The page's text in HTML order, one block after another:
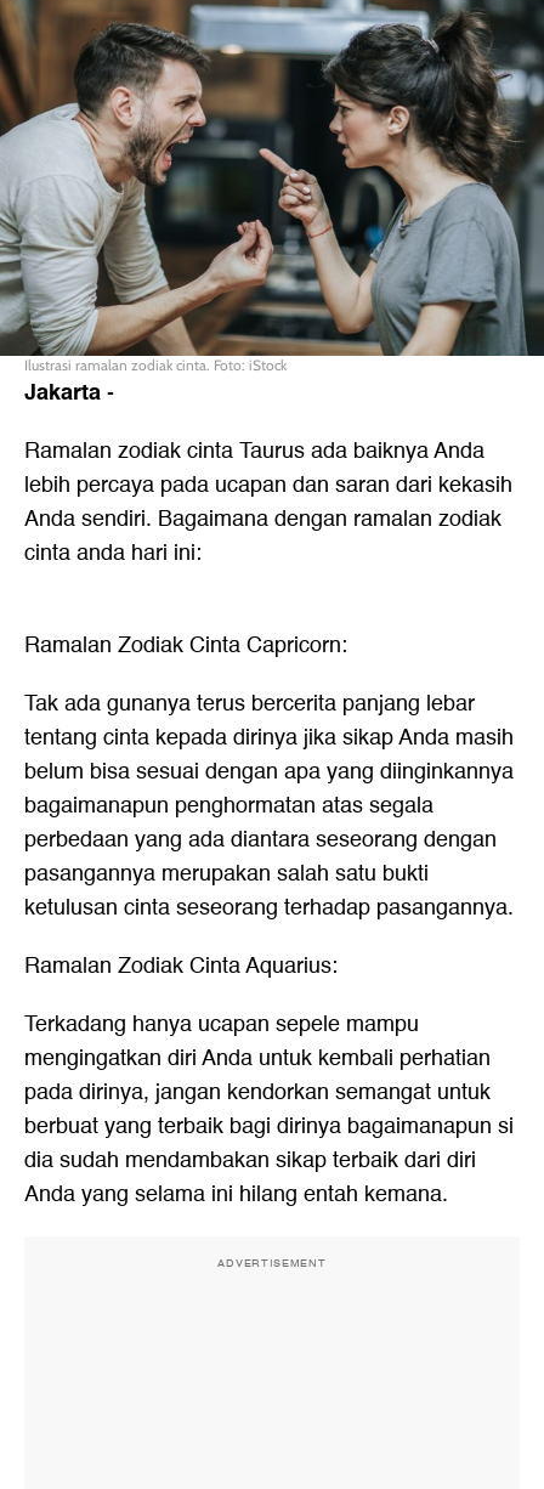
Ilustrasi ramalan zodiak cinta. Foto: iStock
Jakarta-
Ramalan zodiak cinta Taurus ada baiknya Anda
lebih percaya pada ucapan dan saran dari kekasih
Anda sendiri. Bagaimana dengan ramalan zodiak
cintaanda hari ini:
Ramalan Zodiak Cinta Capricorn:
Tak ada gunanya terus bercerita panjang lebar
tentang cinta kepada dirinya jika sikap Anda masih
belum bisa sesuai dengan apa yang diinginkannya
bagaimanapun penghormatan atas segala
perbedaan yang ada diantara seseorang dengan
pasangannya merupakan salah satu bukti
ketulusan cinta seseorang terhadap pasangannya.
Ramalan Zodiak Cinta Aquarius:
Terkadang hanya ucapan sepele mampu
mengingatkan diri Anda untuk kembali perhatian
pada dirinya, jangan kendorkan semangat untuk
berbuat yang terbaik bagi dirinya bagaimanapun si
dia sudah mendambakan sikap terbaik dari diri
Anda yang selama ini hilang entah kemana.
ADVERTISEMENT